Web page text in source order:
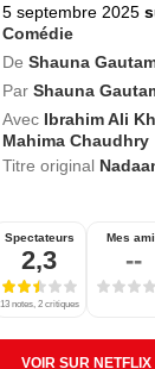
5 septembre 2025
Comédie
De Shauna
Par Shauna
Avec Ibrahim Ali
Mahima Chaudhry
Titre original
Spectateurs
2,3
13 notes, 2 critiques
Mes
--
VOIR SUR NETFLIX